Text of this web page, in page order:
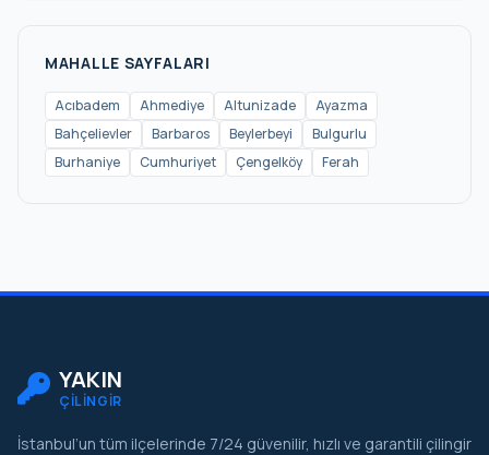
Ünalan
Valide-i Atik
Yavuztürk
Zeynep Kamil
MAHALLE SAYFALARI
Acıbadem Ahmediye Altunizade
Ayazma
Bahçelievler
Barbaros Beylerbeyi
Bulgurlu
Burhaniye
Cumhuriyet Çengelköy Ferah
YAKIN
ÇİLİNGİR
İstanbul’un tüm ilçelerinde 7/24 güvenilir, hızlı ve garantili çilingir